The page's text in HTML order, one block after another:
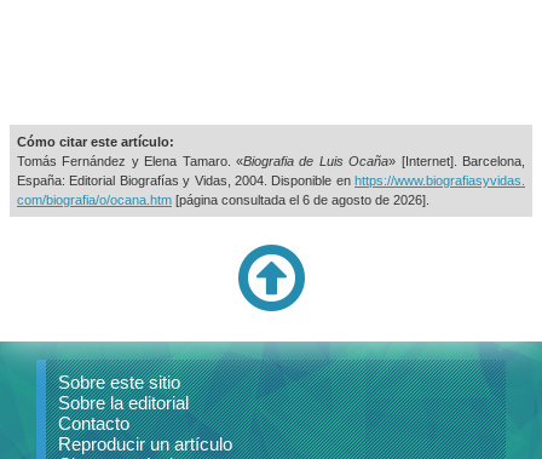
Cómo citar este artículo:
Tomás Fernández y Elena Tamaro. «Biografia de Luis Ocaña» [Internet]. Barcelona,
España: Editorial Biografías y Vidas, 2004. Disponible en https://www.biografiasyvidas.
com/biografia/o/ocana.htm [página consultada el 6 de agosto de 2026].
Sobre este sitio
Sobre la editorial
Contacto
Reproducir un artículo